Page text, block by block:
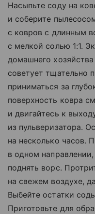
Насыпьте соду на
и соберите
с ковров с длинным
с мелкой солью 1:1.
домашнего
советует тщательно
приниматься за
поверхность ковра
и двигайтесь к
из пульверизатора.
на несколько часов.
в одном
поднять ворс.
на свежем воздухе,
Выбейте остатки
Приготовьте для